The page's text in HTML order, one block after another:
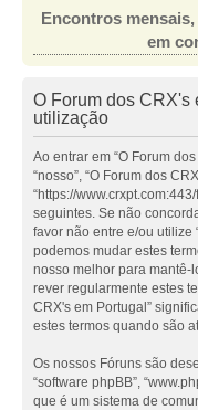
Encontros
em
O Forum dos CRX's
utilização
Ao entrar em “O Forum
“nosso”, “O Forum dos
“https://
seguintes. Se não
favor não entre e/ou utilize
podemos mudar estes
nosso melhor para mantê-
rever regularmente estes
CRX's em Portugal”
estes termos quando são
Os nossos Fóruns são
“software phpBB”,
que é um sistema de